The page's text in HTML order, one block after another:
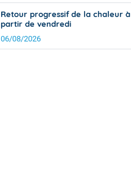
Retour progressif de la chaleur à
partir de vendredi
06/08/2026